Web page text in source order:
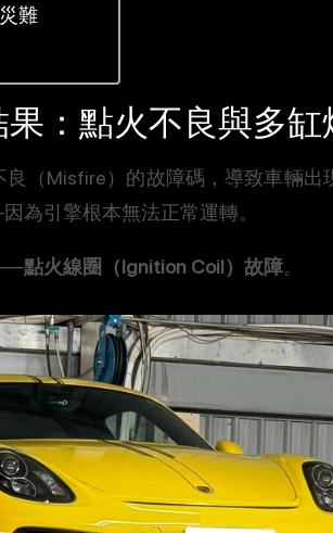
難
果：點火不良與多缸
（Misfire）的故障碼，導致車輛出
為引擎根本無法正常運轉。
點火線圈（Ignition Coil）故障。